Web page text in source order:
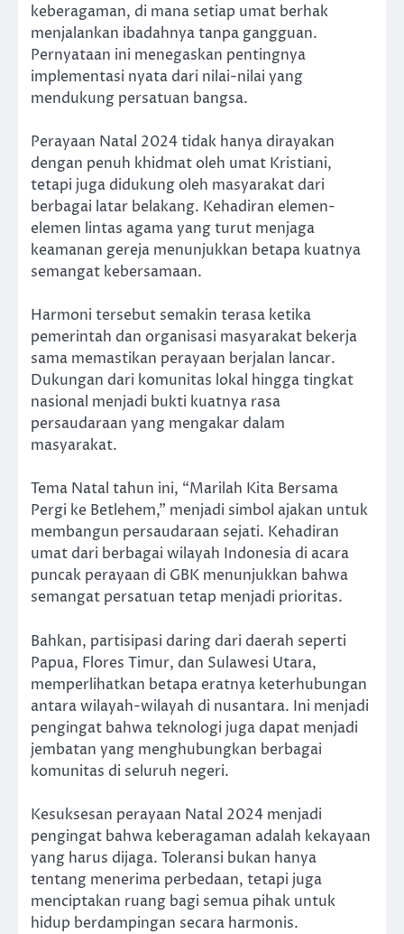
keberagaman, di mana setiap umat berhak
menjalankan ibadahnya tanpa gangguan.
Pernyataan ini menegaskan pentingnya
implementasi nyata dari nilai-nilai yang
mendukung persatuan bangsa.
Perayaan Natal 2024 tidak hanya dirayakan
dengan penuh khidmat oleh umat Kristiani,
tetapi juga didukung oleh masyarakat dari
berbagai latar belakang. Kehadiran elemen-
elemen lintas agama yang turut menjaga
keamanan gereja menunjukkan betapa kuatnya
semangat kebersamaan.
Harmoni tersebut semakin terasa ketika
pemerintah dan organisasi masyarakat bekerja
sama memastikan perayaan berjalan lancar.
Dukungan dari komunitas lokal hingga tingkat
nasional menjadi bukti kuatnya rasa
persaudaraan yang mengakar dalam
masyarakat.
Tema Natal tahun ini, “Marilah Kita Bersama
Pergi ke Betlehem,” menjadi simbol ajakan untuk
membangun persaudaraan sejati. Kehadiran
umat dari berbagai wilayah Indonesia di acara
puncak perayaan di GBK menunjukkan bahwa
semangat persatuan tetap menjadi prioritas.
Bahkan, partisipasi daring dari daerah seperti
Papua, Flores Timur, dan Sulawesi Utara,
memperlihatkan betapa eratnya keterhubungan
antara wilayah-wilayah di nusantara. Ini menjadi
pengingat bahwa teknologi juga dapat menjadi
jembatan yang menghubungkan berbagai
komunitas di seluruh negeri.
Kesuksesan perayaan Natal 2024 menjadi
pengingat bahwa keberagaman adalah kekayaan
yang harus dijaga. Toleransi bukan hanya
tentang menerima perbedaan, tetapi juga
menciptakan ruang bagi semua pihak untuk
hidup berdampingan secara harmonis.